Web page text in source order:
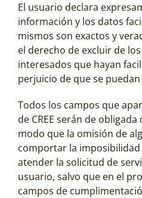
El usuario declara
información y los datos
mismos son exactos y
el derecho de excluir de
interesados que hayan
perjuicio de que se
Todos los campos que
de CREE serán de
modo que la omisión de
comportar la
atender la solicitud de
usuario, salvo que en el
campos de